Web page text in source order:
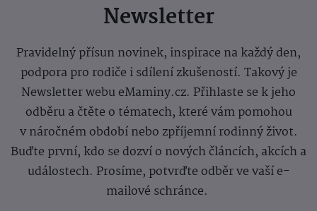
Newsletter
Pravidelný přísun novinek, inspirace na každý den,
podpora pro rodiče i sdílení zkušeností. Takový je
Newsletter webu eMaminy.cz. Přihlaste se k jeho
odběru a čtěte o tématech, které vám pomohou
v náročném období nebo zpříjemní rodinný život.
Buďte první, kdo se dozví o nových článcích, akcích a
událostech. Prosíme, potvrďte odběr ve vaší e-
mailové schránce.